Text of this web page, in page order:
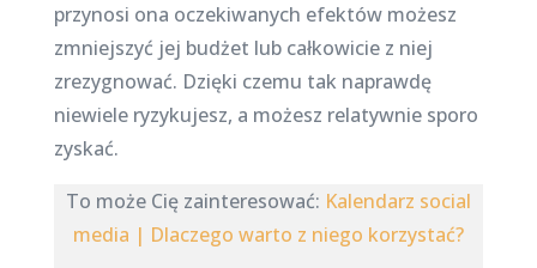
przynosi ona oczekiwanych efektów możesz
zmniejszyć jej budżet lub całkowicie z niej
zrezygnować. Dzięki czemu tak naprawdę
niewiele ryzykujesz, a możesz relatywnie sporo
zyskać.
To może Cię zainteresować: Kalendarz social
media | Dlaczego warto z niego korzystać?